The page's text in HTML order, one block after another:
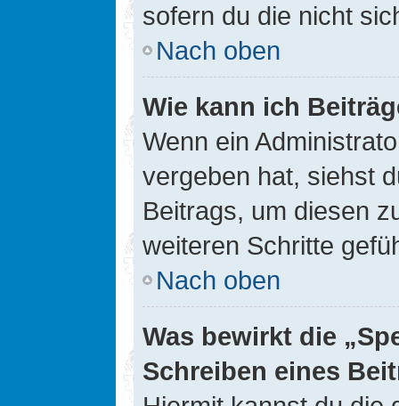
sofern du die nicht
Nach oben
Wie kann ich
Wenn ein
vergeben hat, siehst
Beitrags, um diesen
weiteren Schritte
Nach oben
Was bewirkt die
Schreiben eines